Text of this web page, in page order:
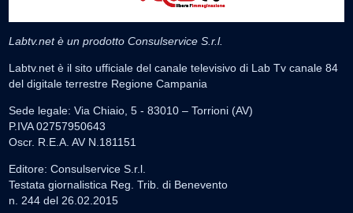
Labtv.net è un prodotto Consulservice S.r.l.
Labtv.net è il sito ufficiale del canale televisivo di Lab Tv canale 84
del digitale terrestre Regione Campania
Sede legale: Via Chiaio, 5 - 83010 – Torrioni (AV)
P.IVA 02757950643
Oscr. R.E.A. AV N.181151
Editore: Consulservice S.r.l.
Testata giornalistica Reg. Trib. di Benevento
n. 244 del 26.02.2015